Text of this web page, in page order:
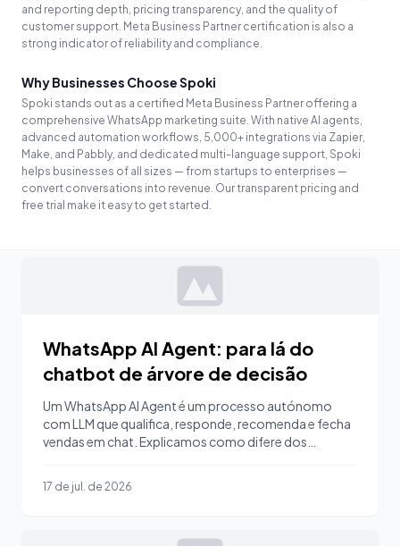
and reporting depth, pricing transparency, and the quality of
customer support. Meta Business Partner certification is also a
strong indicator of reliability and compliance.
Why Businesses Choose Spoki
Spoki stands out as a certified Meta Business Partner offering a
comprehensive WhatsApp marketing suite. With native AI agents,
advanced automation workflows, 5,000+ integrations via Zapier,
Make, and Pabbly, and dedicated multi-language support, Spoki
helps businesses of all sizes — from startups to enterprises —
convert conversations into revenue. Our transparent pricing and
free trial make it easy to get started.
WhatsApp AI Agent: para lá do
chatbot de árvore de decisão
Um WhatsApp AI Agent é um processo autónomo
com LLM que qualifica, responde, recomenda e fecha
vendas em chat. Explicamos como difere dos
17 de jul. de 2026